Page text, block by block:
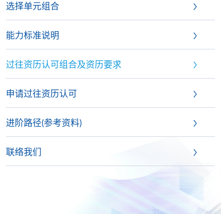
选择单元组合
能力标准说明
过往资历认可组合及资历要求
申请过往资历认可
进阶路径(参考资料)
联络我们